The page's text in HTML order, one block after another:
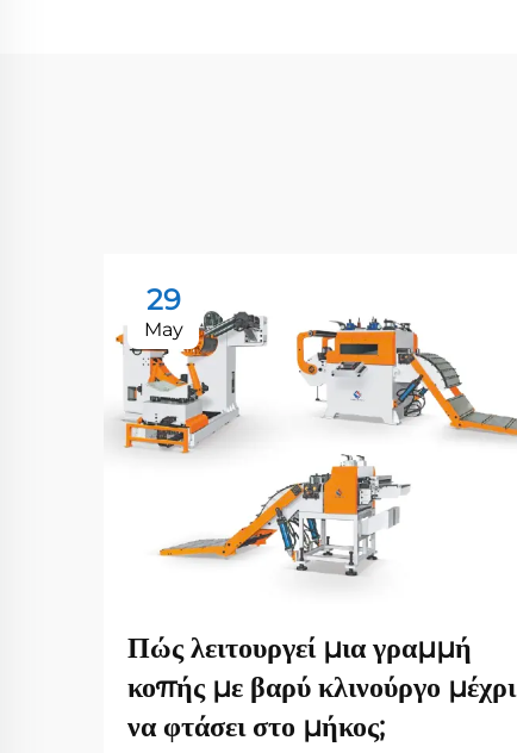
29
May
Πώς λειτουργεί μια γραμμή
κοπής με βαρύ κλινούργο μέχρι
να φτάσει στο μήκος;